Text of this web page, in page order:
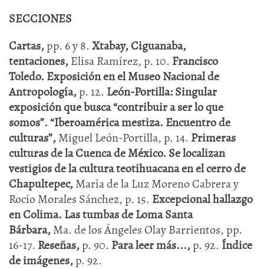
SECCIONES
Cartas,pp. 6 y 8.Xtabay, Ciguanaba,
tentaciones,Elisa Ramírez, p. 10. Francisco
Toledo. Exposición en el Museo Nacional de
Antropología,p. 12. León-Portilla: Singular
exposición que busca “contribuir a ser lo que
somos”. “Iberoamérica mestiza. Encuentro de
culturas”,Miguel León-Portilla, p. 14. Primeras
culturas de la Cuenca de México. Se localizan
vestigios de la cultura teotihuacana en el cerro de
Chapultepec,María de la Luz Moreno Cabrera y
Rocío Morales Sánchez, p. 15. Excepcional hallazgo
en Colima. Las tumbas de Loma Santa
Bárbara,Ma. de los Ángeles Olay Barrientos, pp.
16-17. Reseñas,p. 90. Para leer más...,p. 92. Índice
de imágenes,p. 92.